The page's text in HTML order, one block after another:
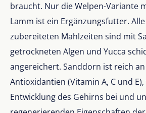
braucht. Nur die Welpen-Variante
Lamm ist ein Ergänzungsfutter.
zubereiteten Mahlzeiten sind mit
getrockneten Algen und Yucca
angereichert. Sanddorn ist reich
Antioxidantien (Vitamin A, C und
Entwicklung des Gehirns bei und